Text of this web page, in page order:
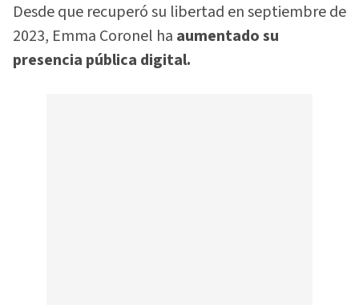
Desde que recuperó su libertad en septiembre de
2023, Emma Coronel ha aumentado su
presencia pública digital.